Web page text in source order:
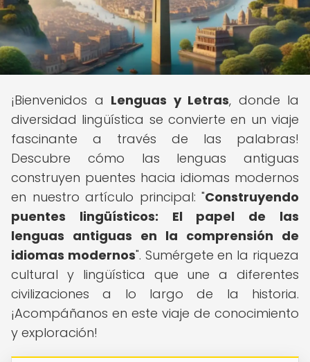
¡Bienvenidos a Lenguas y Letras, donde la
diversidad lingüística se convierte en un viaje
fascinante a través de las palabras!
Descubre cómo las lenguas antiguas
construyen puentes hacia idiomas modernos
en nuestro artículo principal: "Construyendo
puentes lingüísticos: El papel de las
lenguas antiguas en la comprensión de
idiomas modernos". Sumérgete en la riqueza
cultural y lingüística que une a diferentes
civilizaciones a lo largo de la historia.
¡Acompáñanos en este viaje de conocimiento
y exploración!